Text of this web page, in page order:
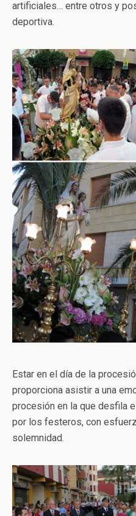
artificiales… entre otros y
deportiva.
Estar en el día de la
proporciona asistir a una
procesión en la que desfila
por los festeros, con
solemnidad.